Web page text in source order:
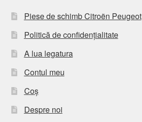
Piese de schimb Citroën Peugeot
Politică de confidențialitate
A lua legatura
Contul meu
Coș
Despre noi